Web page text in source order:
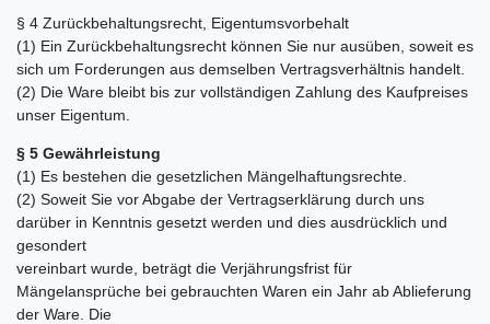
§ 4 Zurückbehaltungsrecht, Eigentumsvorbehalt
(1) Ein Zurückbehaltungsrecht können Sie nur ausüben, soweit es
sich um Forderungen aus demselben Vertragsverhältnis handelt.
(2) Die Ware bleibt bis zur vollständigen Zahlung des Kaufpreises
unser Eigentum.
§ 5 Gewährleistung
(1) Es bestehen die gesetzlichen Mängelhaftungsrechte.
(2) Soweit Sie vor Abgabe der Vertragserklärung durch uns
darüber in Kenntnis gesetzt werden und dies ausdrücklich und
gesondert
vereinbart wurde, beträgt die Verjährungsfrist für
Mängelansprüche bei gebrauchten Waren ein Jahr ab Ablieferung
der Ware. Die